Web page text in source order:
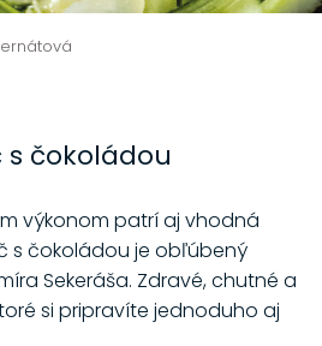
čokoládou
výkonom patrí aj vhodná
s čokoládou je obľúbený
Sekeráša. Zdravé, chutné a
si pripravíte jednoduho aj